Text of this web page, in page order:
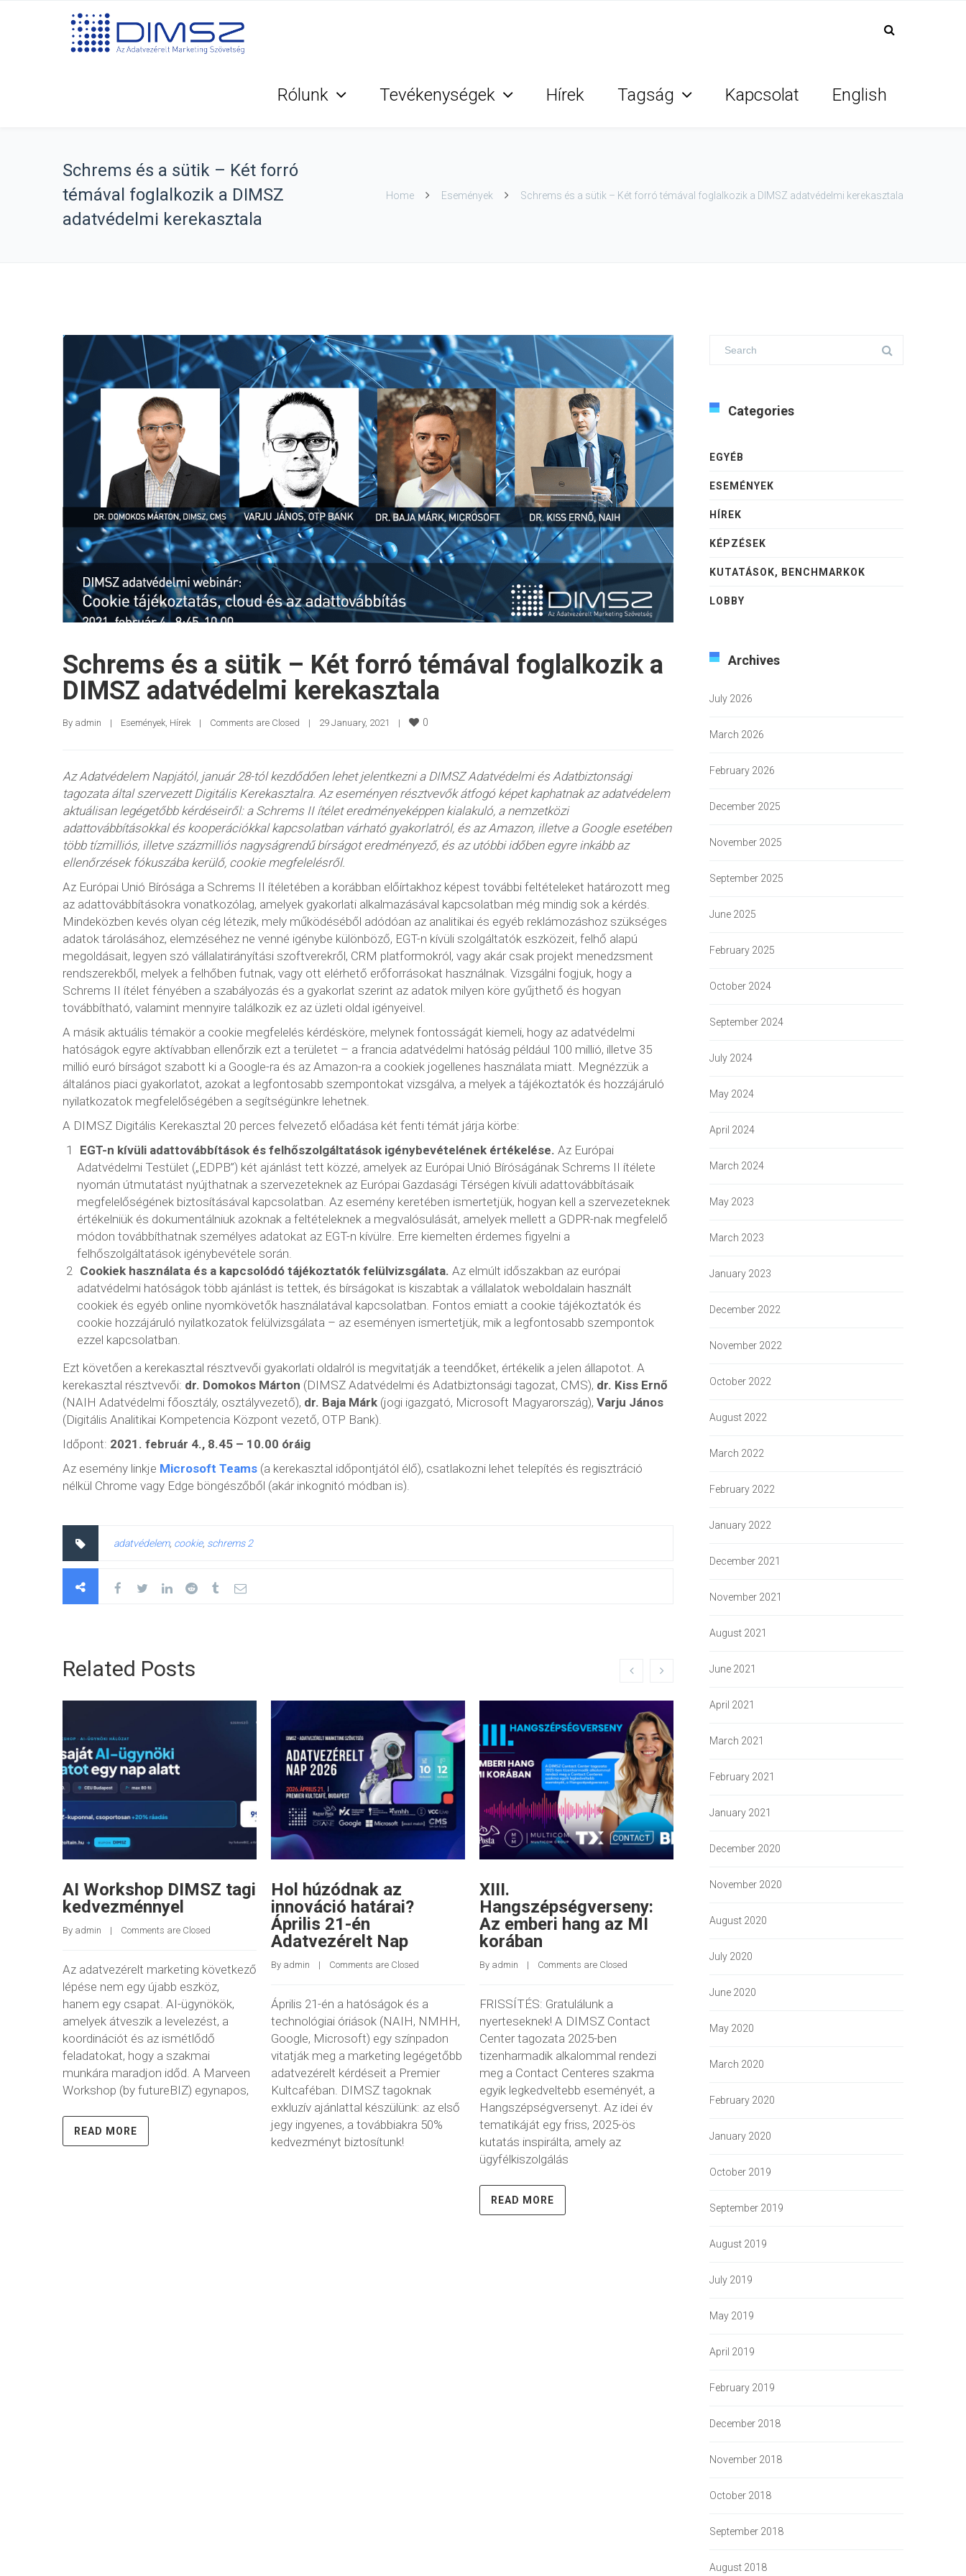
Rólunk Tevékenységek Hírek Tagság Kapcsolat English
Schrems és a sütik – Két forró
témával foglalkozik a DIMSZ
adatvédelmi kerekasztala
Home Események Schrems és a sütik – Két forró témával foglalkozik a DIMSZ adatvédelmi kerekasztala
Schrems és a sütik – Két forró témával foglalkozik a
DIMSZ adatvédelmi kerekasztala
By admin | Események, Hírek | Comments are Closed | 29 January, 2021 | 0
Az Adatvédelem Napjától, január 28-tól kezdődően lehet jelentkezni a DIMSZ Adatvédelmi és Adatbiztonsági
tagozata által szervezett Digitális Kerekasztalra. Az eseményen résztvevők átfogó képet kaphatnak az adatvédelem
aktuálisan legégetőbb kérdéseiről: a Schrems II ítélet eredményeképpen kialakuló, a nemzetközi
adattovábbításokkal és kooperációkkal kapcsolatban várható gyakorlatról, és az Amazon, illetve a Google esetében
több tízmilliós, illetve százmilliós nagyságrendű bírságot eredményező, és az utóbbi időben egyre inkább az
ellenőrzések fókuszába kerülő, cookie megfelelésről.
Az Európai Unió Bírósága a Schrems II ítéletében a korábban előírtakhoz képest további feltételeket határozott meg
az adattovábbításokra vonatkozólag, amelyek gyakorlati alkalmazásával kapcsolatban még mindig sok a kérdés.
Mindeközben kevés olyan cég létezik, mely működéséből adódóan az analitikai és egyéb reklámozáshoz szükséges
adatok tárolásához, elemzéséhez ne venné igénybe különböző, EGT-n kívüli szolgáltatók eszközeit, felhő alapú
megoldásait, legyen szó vállalatirányítási szoftverekről, CRM platformokról, vagy akár csak projekt menedzsment
rendszerekből, melyek a felhőben futnak, vagy ott elérhető erőforrásokat használnak. Vizsgálni fogjuk, hogy a
Schrems II ítélet fényében a szabályozás és a gyakorlat szerint az adatok milyen köre gyűjthető és hogyan
továbbítható, valamint mennyire találkozik ez az üzleti oldal igényeivel.
A másik aktuális témakör a cookie megfelelés kérdésköre, melynek fontosságát kiemeli, hogy az adatvédelmi
hatóságok egyre aktívabban ellenőrzik ezt a területet – a francia adatvédelmi hatóság például 100 millió, illetve 35
millió euró bírságot szabott ki a Google-ra és az Amazon-ra a cookiek jogellenes használata miatt. Megnézzük a
általános piaci gyakorlatot, azokat a legfontosabb szempontokat vizsgálva, a melyek a tájékoztatók és hozzájáruló
nyilatkozatok megfelelőségében a segítségünkre lehetnek.
A DIMSZ Digitális Kerekasztal 20 perces felvezető előadása két fenti témát járja körbe:
EGT-n kívüli adattovábbítások és felhőszolgáltatások igénybevételének értékelése. Az Európai
Adatvédelmi Testület („EDPB”) két ajánlást tett közzé, amelyek az Európai Unió Bíróságának Schrems II ítélete
nyomán útmutatást nyújthatnak a szervezeteknek az Európai Gazdasági Térségen kívüli adattovábbításaik
megfelelőségének biztosításával kapcsolatban. Az esemény keretében ismertetjük, hogyan kell a szervezeteknek
értékelniük és dokumentálniuk azoknak a feltételeknek a megvalósulását, amelyek mellett a GDPR-nak megfelelő
módon továbbíthatnak személyes adatokat az EGT-n kívülre. Erre kiemelten érdemes figyelni a
felhőszolgáltatások igénybevétele során.
Cookiek használata és a kapcsolódó tájékoztatók felülvizsgálata. Az elmúlt időszakban az európai
adatvédelmi hatóságok több ajánlást is tettek, és bírságokat is kiszabtak a vállalatok weboldalain használt
cookiek és egyéb online nyomkövetők használatával kapcsolatban. Fontos emiatt a cookie tájékoztatók és
cookie hozzájáruló nyilatkozatok felülvizsgálata – az eseményen ismertetjük, mik a legfontosabb szempontok
ezzel kapcsolatban.
Ezt követően a kerekasztal résztvevői gyakorlati oldalról is megvitatják a teendőket, értékelik a jelen állapotot. A
kerekasztal résztvevői: dr. Domokos Márton (DIMSZ Adatvédelmi és Adatbiztonsági tagozat, CMS), dr. Kiss Ernő
(NAIH Adatvédelmi főosztály, osztályvezető), dr. Baja Márk (jogi igazgató, Microsoft Magyarország), Varju János
(Digitális Analitikai Kompetencia Központ vezető, OTP Bank).
Időpont: 2021. február 4., 8.45 – 10.00 óráig
Az esemény linkje Microsoft Teams (a kerekasztal időpontjától élő), csatlakozni lehet telepítés és regisztráció
nélkül Chrome vagy Edge böngészőből (akár inkognitó módban is).
adatvédelem, cookie, schrems 2
Related Posts
AI Workshop DIMSZ tagi
kedvezménnyel
By admin
    |
Comments are Closed
Az adatvezérelt marketing következő
lépése nem egy újabb eszköz,
hanem egy csapat. AI-ügynökök,
amelyek átveszik a levelezést, a
koordinációt és az ismétlődő
feladatokat, hogy a szakmai
munkára maradjon időd. A Marveen
Workshop (by futureBIZ) egynapos,
READ MORE
Hol húzódnak az
innováció határai?
Április 21-én
Adatvezérelt Nap
By admin
    |
Comments are Closed
Április 21-én a hatóságok és a
technológiai óriások (NAIH, NMHH,
Google, Microsoft) egy színpadon
vitatják meg a marketing legégetőbb
adatvezérelt kérdéseit a Premier
Kultcaféban. DIMSZ tagoknak
exkluzív ajánlattal készülünk: az első
jegy ingyenes, a továbbiakra 50%
kedvezményt biztosítunk!
XIII.
Hangszépségverseny:
Az emberi hang az MI
korában
By admin
    |
Comments are Closed
FRISSÍTÉS: Gratulálunk a
nyerteseknek! A DIMSZ Contact
Center tagozata 2025-ben
tizenharmadik alkalommal rendezi
meg a Contact Centeres szakma
egyik legkedveltebb eseményét, a
Hangszépségversenyt. Az idei év
tematikáját egy friss, 2025-ös
kutatás inspirálta, amely az
ügyfélkiszolgálás
READ MORE
Adatvezérelt Nap 2024:
tapasztalat!
DIMSZ Adatvezérelt nap 2024
kultcaféban
Categories
EGYÉB
ESEMÉNYEK
HÍREK
KÉPZÉSEK
KUTATÁSOK, BENCHMARKOK
LOBBY
Archives
July 2026
March 2026
February 2026
December 2025
November 2025
September 2025
June 2025
February 2025
October 2024
September 2024
July 2024
May 2024
April 2024
March 2024
May 2023
March 2023
January 2023
December 2022
November 2022
October 2022
August 2022
March 2022
February 2022
January 2022
December 2021
November 2021
August 2021
June 2021
April 2021
March 2021
February 2021
January 2021
December 2020
November 2020
August 2020
July 2020
June 2020
May 2020
March 2020
February 2020
January 2020
October 2019
September 2019
August 2019
July 2019
May 2019
April 2019
February 2019
December 2018
November 2018
October 2018
September 2018
August 2018